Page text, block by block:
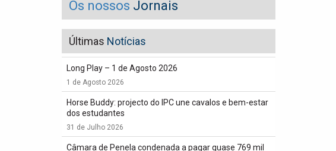
Os nossos Jornais
Últimas Notícias
Long Play – 1 de Agosto 2026
1 de Agosto 2026
Horse Buddy: projecto do IPC une cavalos e bem-estar
dos estudantes
31 de Julho 2026
Câmara de Penela condenada a pagar quase 769 mil